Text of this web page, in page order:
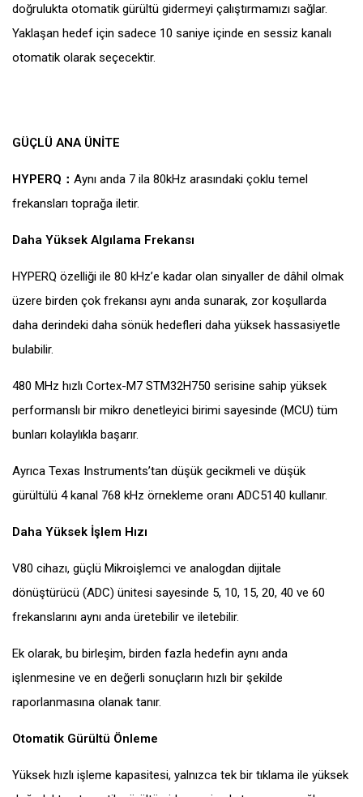
doğrulukta otomatik gürültü gidermeyi çalıştırmamızı sağlar.
Yaklaşan hedef için sadece 10 saniye içinde en sessiz kanalı
otomatik olarak seçecektir.
GÜÇLÜ ANA ÜNİTE
HYPERQ ： Aynı anda 7 ila 80kHz arasındaki çoklu temel
frekansları toprağa iletir.
Daha Yüksek Algılama Frekansı
HYPERQ özelliği ile 80 kHz’e kadar olan sinyaller de dâhil olmak
üzere birden çok frekansı aynı anda sunarak, zor koşullarda
daha derindeki daha sönük hedefleri daha yüksek hassasiyetle
bulabilir.
480 MHz hızlı Cortex-M7 STM32H750 serisine sahip yüksek
performanslı bir mikro denetleyici birimi sayesinde (MCU) tüm
bunları kolaylıkla başarır.
Ayrıca Texas Instruments’tan düşük gecikmeli ve düşük
gürültülü 4 kanal 768 kHz örnekleme oranı ADC5140 kullanır.
Daha Yüksek İşlem Hızı
V80 cihazı, güçlü Mikroişlemci ve analogdan dijitale
dönüştürücü (ADC) ünitesi sayesinde 5, 10, 15, 20, 40 ve 60
frekanslarını aynı anda üretebilir ve iletebilir.
Ek olarak, bu birleşim, birden fazla hedefin aynı anda
işlenmesine ve en değerli sonuçların hızlı bir şekilde
raporlanmasına olanak tanır.
Otomatik Gürültü Önleme
Yüksek hızlı işleme kapasitesi, yalnızca tek bir tıklama ile yüksek